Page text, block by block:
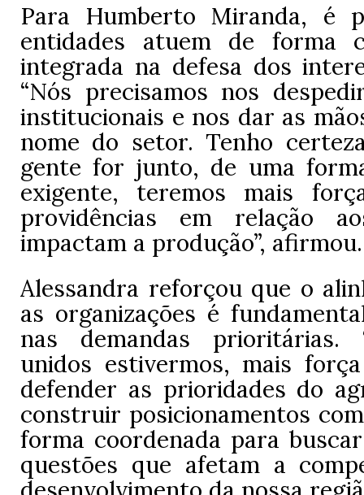
Para Humberto Miranda, é
entidades atuem de forma
integrada na defesa dos
“Nós precisamos nos
institucionais e nos dar as
nome do setor. Tenho
gente for junto, de uma
exigente, teremos mais
providências em relação
impactam a produção”, afirmou.
Alessandra reforçou que o
as organizações é
nas demandas prioritárias.
unidos estivermos, mais
defender as prioridades do
construir posicionamentos
forma coordenada para
questões que afetam a